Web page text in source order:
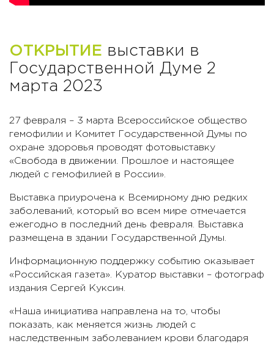
ОТКРЫТИЕ выставки в
Государственной Думе 2
марта 2023
27 февраля – 3 марта Всероссийское общество
гемофилии и Комитет Государственной Думы по
охране здоровья проводят фотовыставку
«Свобода в движении. Прошлое и настоящее
людей с гемофилией в России».
Выставка приурочена к Всемирному дню редких
заболеваний, который во всем мире отмечается
ежегодно в последний день февраля. Выставка
размещена в здании Государственной Думы.
Информационную поддержку событию оказывает
«Российская газета». Куратор выставки – фотограф
издания Сергей Куксин.
«Наша инициатива направлена на то, чтобы
показать, как меняется жизнь людей с
наследственным заболеванием крови благодаря